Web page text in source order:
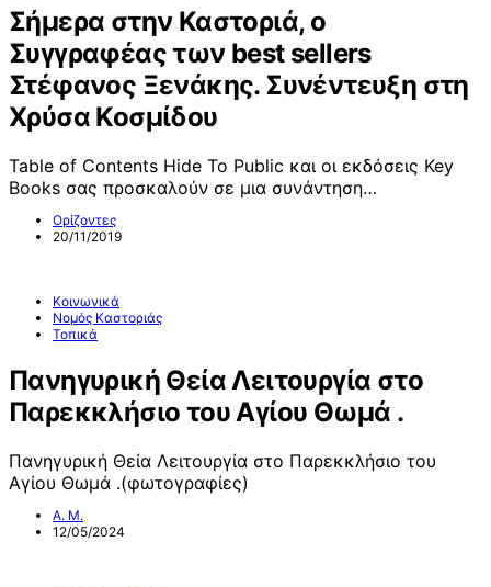
Σήμερα στην Καστοριά, ο
Συγγραφέας των best sellers
Στέφανος Ξενάκης. Συνέντευξη στη
Χρύσα Κοσμίδου
Table of Contents Hide Το Public και οι εκδόσεις Key
Books σας προσκαλούν σε μια συνάντηση…
Ορίζοντες
20/11/2019
Κοινωνικά
Νομός Καστοριάς
Τοπικά
Πανηγυρική Θεία Λειτουργία στο
Παρεκκλήσιο του Αγίου Θωμά .
Πανηγυρική Θεία Λειτουργία στο Παρεκκλήσιο του
Αγίου Θωμά .(φωτογραφίες)
Α. Μ.
12/05/2024